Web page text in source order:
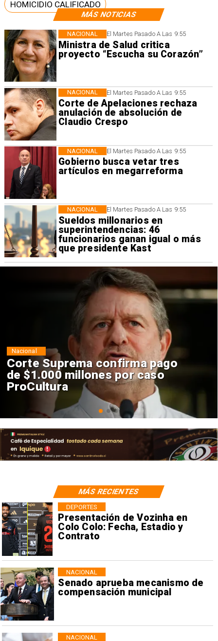
MÁS NOTICIAS
El Martes Pasado A Las 9:55
Ministra de Salud critica
proyecto “Escucha su Corazón”
NACIONAL
El Martes Pasado A Las 9:55
Corte de Apelaciones rechaza
anulación de absolución de
Claudio Crespo
NACIONAL
El Martes Pasado A Las 9:55
Gobierno busca vetar tres
artículos en megarreforma
NACIONAL
El Martes Pasado A Las 9:55
Sueldos millonarios en
superintendencias: 46
funcionarios ganan igual o más
que presidente Kast
NACIONAL
HOMICIDIO CALIFICADO
Codelco suspende
construcción de Andes Norte
en El Teniente por riesgos
sísmicos
Nacional
Presentación de Vozinha en
Colo Colo: Fecha, Estadio y
Contrato
DEPORTES
Senado aprueba mecanismo de
compensación municipal
NACIONAL
NACIONAL
MÁS RECIENTES